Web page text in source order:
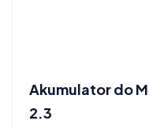
Akumulator do
2.3